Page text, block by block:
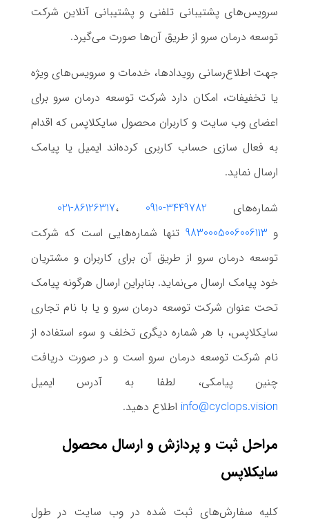
سرویس‌های پشتیبانی تلفنی و پشتیبانی آنلاین شرکت
توسعه درمان سرو از طریق آن‌ها صورت می‌گیرد.
جهت اطلاع‌رسانی رویدادها، خدمات و سرویس‌های ویژه
یا تخفیفات، امکان دارد شرکت توسعه درمان سرو برای
اعضای وب سایت و کاربران محصول سایکلاپس که اقدام
به فعال سازی حساب کاربری کرده‌اند ایمیل یا پیامک
ارسال نماید.
شماره‌های 0910-3449782 ،021-86126317
و 9830005006006113 تنها شماره‌هایی است که شرکت
توسعه درمان سرو از طریق آن برای کاربران و مشتریان
خود پیامک ارسال می‌نماید. بنابراین ارسال هرگونه پیامک
تحت عنوان شرکت توسعه درمان سرو و یا با نام تجاری
سایکلاپس، با هر شماره دیگری تخلف و سوء استفاده از
نام شرکت توسعه درمان سرو است و در صورت دریافت
چنین پیامکی، لطفا به آدرس ایمیل
info@cyclops.vision اطلاع دهید.
مراحل ثبت و پردازش و ارسال محصول
سایکلاپس
کلیه سفارش‌های ثبت شده در وب سایت در طول